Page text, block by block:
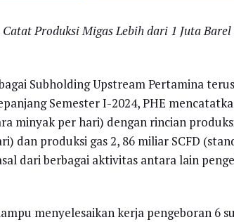
Produksi Migas Lebih dari 1 Juta
Subholding Upstream Pertamina
Semester I-2024, PHE
minyak per hari) dengan rincian
dan produksi gas 2, 86 miliar SCFD
dari berbagai aktivitas antara lain
menyelesaikan kerja pengeboran 6